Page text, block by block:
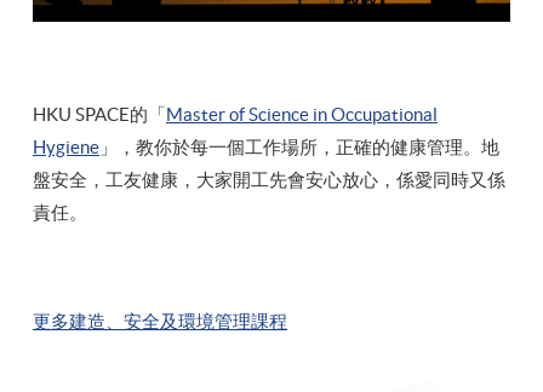
HKU SPACE的「Master of Science in Occupational
Hygiene 」，教你於每一個工作場所，正確的健康管理。地
盤安全，工友健康，大家開工先會安心放心，係愛同時又係
責任。
更多建造、安全及環境管理課程